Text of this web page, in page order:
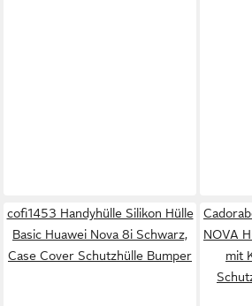
cofi1453 Handyhülle Silikon Hülle
Basic Huawei Nova 8i Schwarz,
Case Cover Schutzhülle Bumper
NOVA
mit